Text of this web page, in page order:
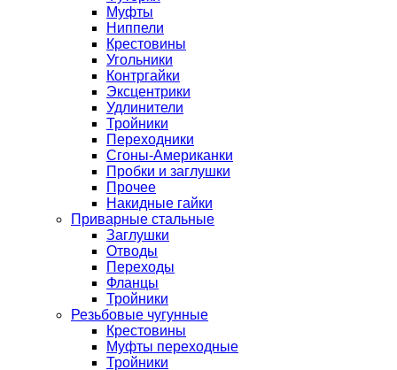
Муфты
Ниппели
Крестовины
Угольники
Контргайки
Эксцентрики
Удлинители
Тройники
Переходники
Сгоны-Американки
Пробки и заглушки
Прочее
Накидные гайки
Приварные стальные
Заглушки
Отводы
Переходы
Фланцы
Тройники
Резьбовые чугунные
Крестовины
Муфты переходные
Тройники